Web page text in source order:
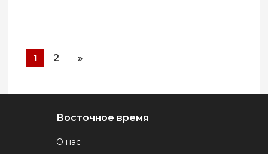
1 2 »
Восточное время
О нас